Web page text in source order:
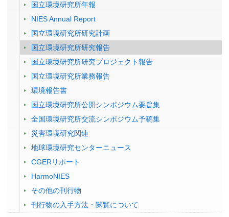
国立環境研究所年報
NIES Annual Report
国立環境研究所研究計画
国立環境研究所研究報告
国立環境研究所研究プロジェクト報告
国立環境研究所業務報告
環境報告書
国立環境研究所公開シンポジウム要旨集
全国環境研究所交流シンポジウム予稿集
災害環境研究関連
地球環境研究センターニュース
CGERリポート
HarmoNIES
その他の刊行物
刊行物の入手方法・閲覧について